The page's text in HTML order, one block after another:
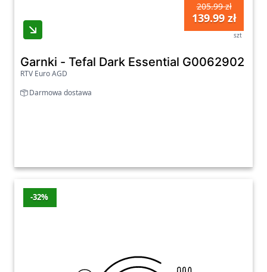
205.99 zł
139.99 zł
szt
Garnki - Tefal Dark Essential G0062902
RTV Euro AGD
Darmowa dostawa
-32%